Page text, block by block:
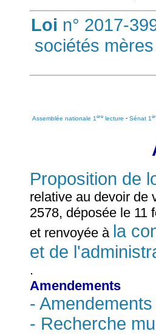
Loi n° 2017-
sociétés
Assemblée nationale 1 ère lecture - Sénat 1
Proposition de
relative au devoir de
2578, déposée le 11
et renvoyée à la
et de
.
Amendements
-
- Recherche